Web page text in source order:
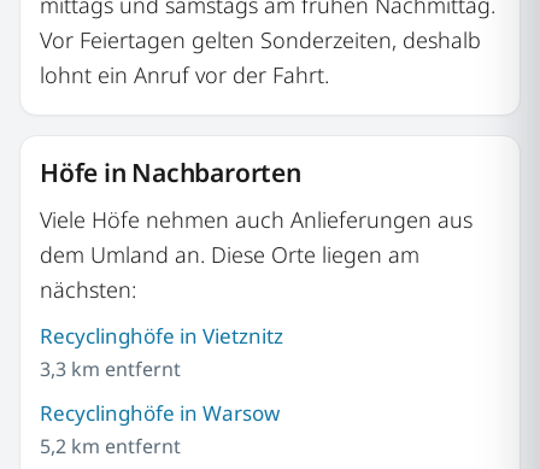
Vor Feiertagen gelten Sonderzeiten, deshalb
lohnt ein Anruf vor der Fahrt.
Höfe in Nachbarorten
Viele Höfe nehmen auch Anlieferungen aus
dem Umland an. Diese Orte liegen am
nächsten:
Recyclinghöfe in Vietznitz
3,3 km entfernt
Recyclinghöfe in Warsow
5,2 km entfernt